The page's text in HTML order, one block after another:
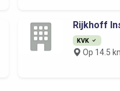
Rijkhoff
KVK
Op 14.5